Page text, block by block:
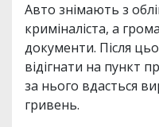
Авто знімають з
криміналіста, а
документи. Після
відігнати на пункт
за нього вдасться
гривень.